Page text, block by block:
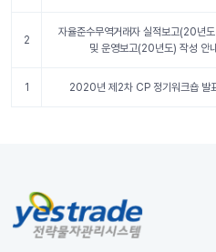
2
자율준수무역거래자 실적보고(20년
및 운영보고(20년도) 작성 안내
1 2020년 제2차 CP 정기워크숍 발